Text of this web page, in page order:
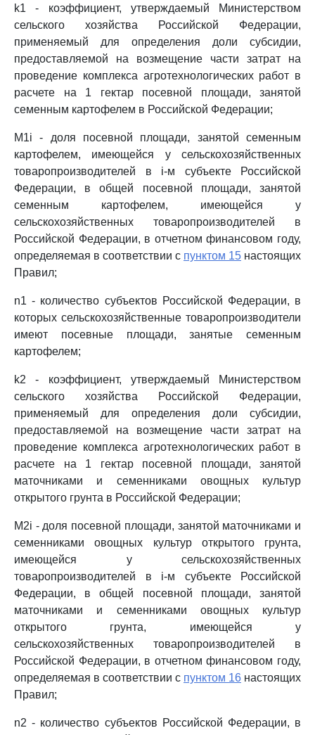
k1 - коэффициент, утверждаемый Министерством
сельского хозяйства Российской Федерации,
применяемый для определения доли субсидии,
предоставляемой на возмещение части затрат на
проведение комплекса агротехнологических работ в
расчете на 1 гектар посевной площади, занятой
семенным картофелем в Российской Федерации;
M1i - доля посевной площади, занятой семенным
картофелем, имеющейся у сельскохозяйственных
товаропроизводителей в i-м субъекте Российской
Федерации, в общей посевной площади, занятой
семенным картофелем, имеющейся у
сельскохозяйственных товаропроизводителей в
Российской Федерации, в отчетном финансовом году,
определяемая в соответствии с пунктом 15 настоящих
Правил;
n1 - количество субъектов Российской Федерации, в
которых сельскохозяйственные товаропроизводители
имеют посевные площади, занятые семенным
картофелем;
k2 - коэффициент, утверждаемый Министерством
сельского хозяйства Российской Федерации,
применяемый для определения доли субсидии,
предоставляемой на возмещение части затрат на
проведение комплекса агротехнологических работ в
расчете на 1 гектар посевной площади, занятой
маточниками и семенниками овощных культур
открытого грунта в Российской Федерации;
M2i - доля посевной площади, занятой маточниками и
семенниками овощных культур открытого грунта,
имеющейся у сельскохозяйственных
товаропроизводителей в i-м субъекте Российской
Федерации, в общей посевной площади, занятой
маточниками и семенниками овощных культур
открытого грунта, имеющейся у
сельскохозяйственных товаропроизводителей в
Российской Федерации, в отчетном финансовом году,
определяемая в соответствии с пунктом 16 настоящих
Правил;
n2 - количество субъектов Российской Федерации, в